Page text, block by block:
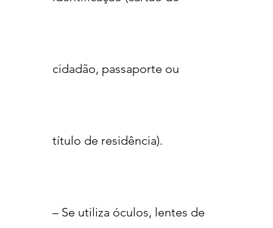
cidadão, passaporte ou
título de residência).
– Se utiliza óculos, lentes de